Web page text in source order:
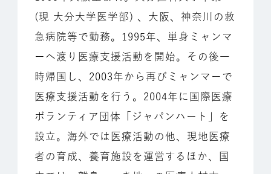
(現 大分大学医学部) 、大阪、神奈川の救
急病院等で勤務。1995年、単身ミャンマ
ーへ渡り医療支援活動を開始。その後一
時帰国し、2003年から再びミャンマーで
医療支援活動を行う。2004年に国際医療
ボランティア団体「ジャパンハート」を
設立。海外では医療活動の他、現地医療
者の育成、養育施設を運営するほか、国